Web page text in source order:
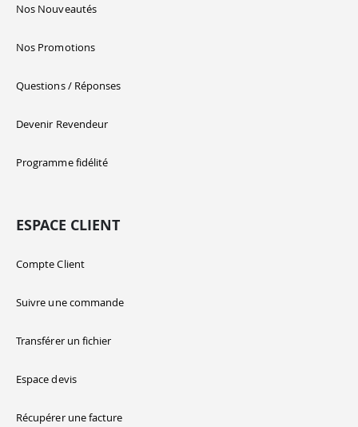
Nos Nouveautés
Nos Promotions
Questions / Réponses
Devenir Revendeur
Programme fidélité
ESPACE CLIENT
Compte Client
Suivre une commande
Transférer un fichier
Espace devis
Récupérer une facture